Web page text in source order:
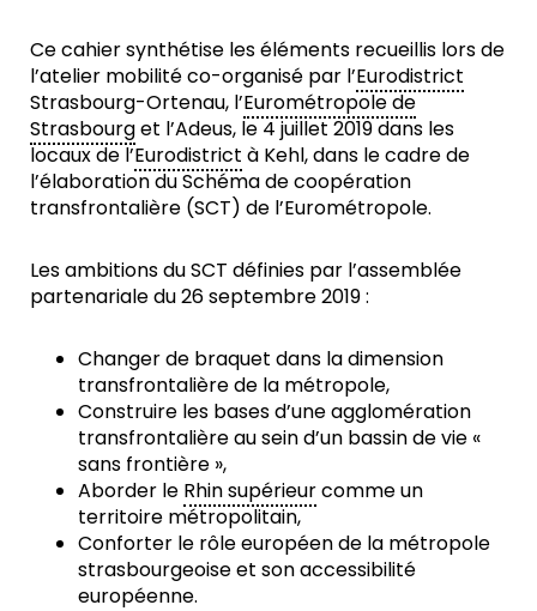
Ce cahier synthétise les éléments recueillis lors de
l’atelier mobilité co-organisé par l’Eurodistrict
Strasbourg-Ortenau, l’Eurométropole de
Strasbourget l’Adeus, le 4 juillet 2019 dans les
locaux de l’Eurodistrict à Kehl, dans le cadre de
l’élaboration du Schéma de coopération
transfrontalière (SCT) de l’Eurométropole.
Les ambitions du SCT définies par l’assemblée
partenariale du 26 septembre 2019 :
Changer de braquet dans la dimension
transfrontalière de la métropole,
Construire les bases d’une agglomération
transfrontalière au sein d’un bassin de vie «
sans frontière »,
Aborder le Rhin supérieurcomme un
territoire métropolitain,
Conforter le rôle européen de la métropole
strasbourgeoise et son accessibilité
européenne.